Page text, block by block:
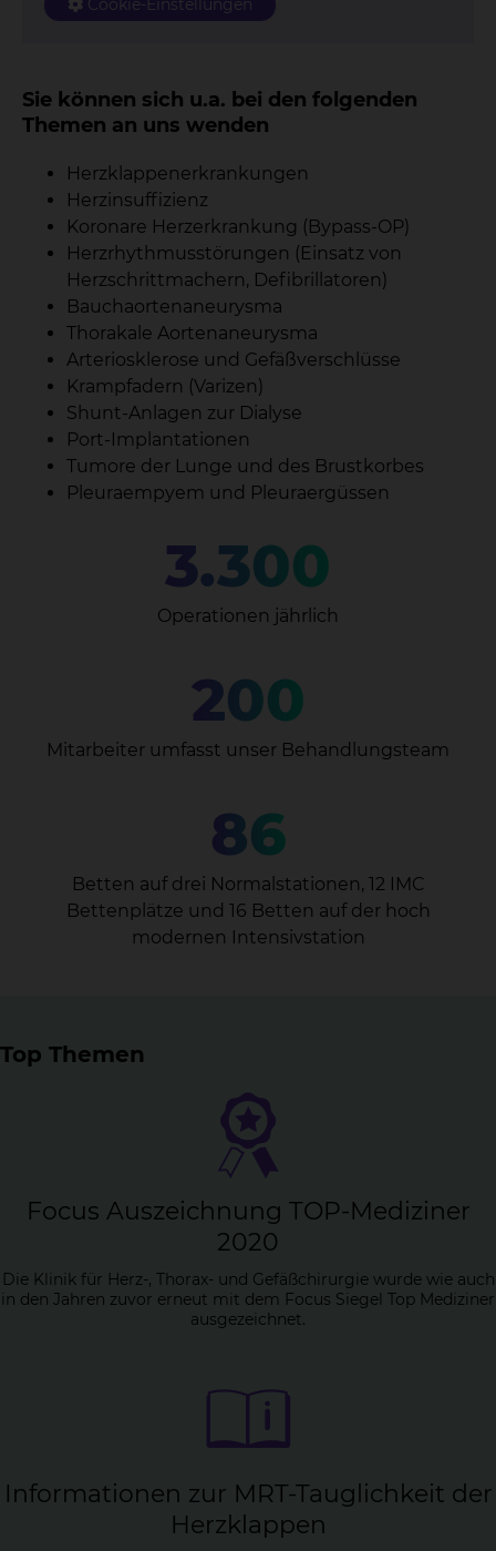
Cookie-Einstellungen
Sie können sich u.a. bei den folgenden
Themen an uns wenden
Herzklappenerkrankungen
Herzinsuffizienz
Koronare Herzerkrankung (Bypass-OP)
Herzrhythmusstörungen (Einsatz von
Herzschrittmachern, Defibrillatoren)
Bauchaortenaneurysma
Thorakale Aortenaneurysma
Arteriosklerose und Gefäßverschlüsse
Krampfadern (Varizen)
Shunt-Anlagen zur Dialyse
Port-Implantationen
Tumore der Lunge und des Brustkorbes
Pleuraempyem und Pleuraergüssen
3.300
Operationen jährlich
200
Mitarbeiter umfasst unser Behandlungsteam
86
Betten auf drei Normalstationen, 12 IMC
Bettenplätze und 16 Betten auf der hoch
modernen Intensivstation
Top Themen
Fo­cus Aus­zeich­nung TOP-Me­di­zi­ner
2020
Die Klinik für Herz-, Thorax- und Gefäßchirurgie wurde wie auch
in den Jahren zuvor erneut mit dem Focus Siegel Top Mediziner
ausgezeichnet.
In­for­ma­tio­nen zur MRT-Taug­lich­keit der
Herz­klap­pen